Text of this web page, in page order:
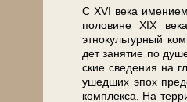
С ХVI ве­ка
по­ло­ви­не XIX
этнокультурный
дет занятие по
ские сведения на
ушед­ших эпох
ком­плек­са. На